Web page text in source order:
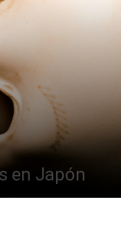
en Japón